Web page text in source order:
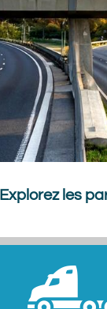
Explorez les